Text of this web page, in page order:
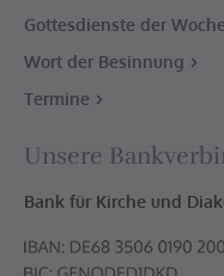
Gottesdienste der Woche
Wort der Besinnung
Termine
Unsere
Bank für Kirche und